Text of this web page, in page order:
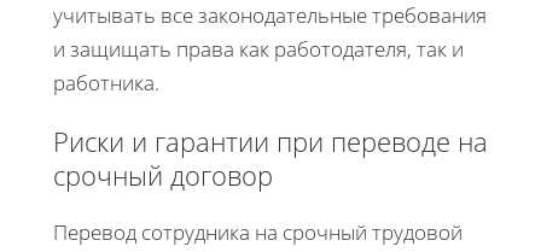
учитывать все законодательные требования
и защищать права как работодателя, так и
работника.
Риски и гарантии при переводе на
срочный договор
Перевод сотрудника на срочный трудовой